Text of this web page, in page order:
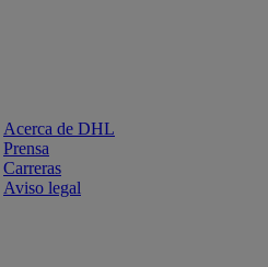
Acerca de DHL
Prensa
Carreras
Aviso legal